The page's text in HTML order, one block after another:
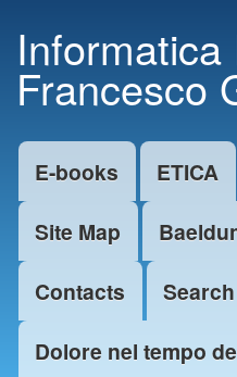
main
content
Informatica
Francesco
Main menu
E-books ETICA
Site Map
Contacts
Search
Dolore nel tempo